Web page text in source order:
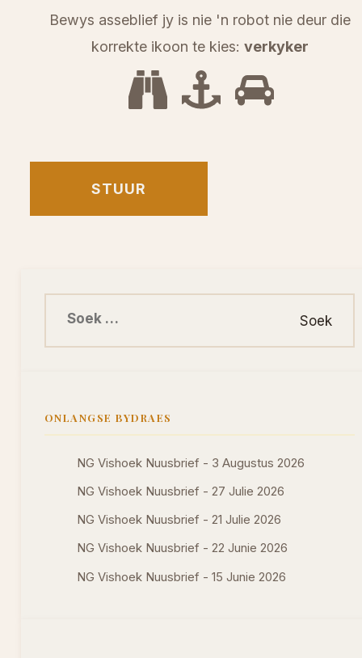
Bewys asseblief jy is nie 'n robot nie deur die
korrekte ikoon te kies: verkyker
ONLANGSE BYDRAES
NG Vishoek Nuusbrief - 3 Augustus 2026
NG Vishoek Nuusbrief - 27 Julie 2026
NG Vishoek Nuusbrief - 21 Julie 2026
NG Vishoek Nuusbrief - 22 Junie 2026
NG Vishoek Nuusbrief - 15 Junie 2026